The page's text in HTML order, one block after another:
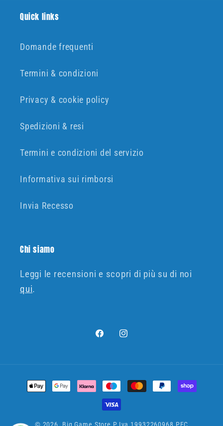
Quick links
Domande frequenti
Termini & condizioni
Privacy & cookie policy
Spedizioni & resi
Termini e condizioni del servizio
Informativa sui rimborsi
Invia Recesso
Chi siamo
Leggi le recensioni e scopri di più su di noi
qui.
FacebookInstagram
Metodi
di